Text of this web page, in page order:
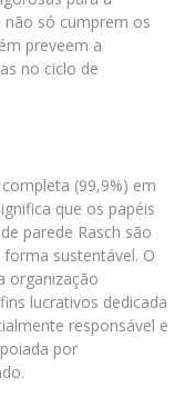
não só cumprem os
preveem a
no ciclo de
(99,9%) em
que os papéis
parede Rasch são
sustentável. O
organização
lucrativos dedicada
responsável e
por